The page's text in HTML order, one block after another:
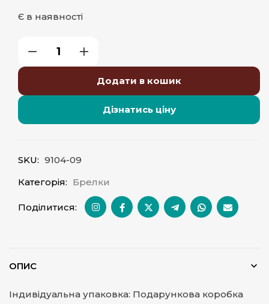
Є в наявності
Додати в кошик
Дізнатись ціну
SKU: 9104-09
Категорія: Брелки
Поділитися:
ОПИС
Індивідуальна упаковка: Подарункова коробка